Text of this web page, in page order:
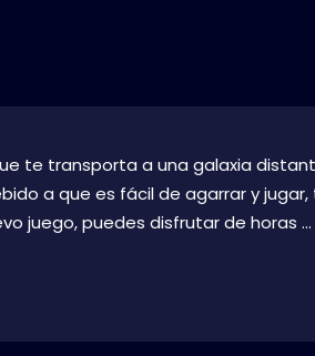
te transporta a una galaxia
a que es fácil de agarrar y
juego, puedes disfrutar de horas ...